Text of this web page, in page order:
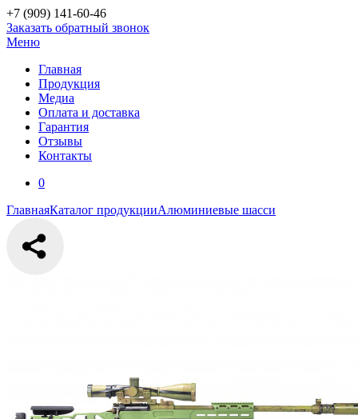
+7 (909) 141-60-46
Заказать обратный звонок
Меню
Главная
Продукция
Медиа
Оплата и доставка
Гарантия
Отзывы
Контакты
0
ГлавнаяКаталог продукцииАлюминиевые шасси